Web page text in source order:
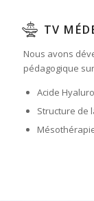
TV
Nous avons
pédagogique
Acide
Structure de